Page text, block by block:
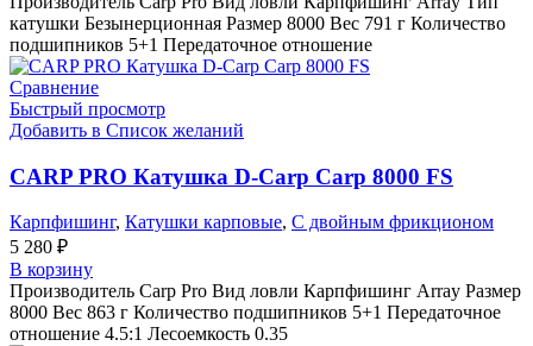
катушки Безынерционная Размер 8000 Вес 791 г Количество
подшипников 5+1 Передаточное отношение
Сравнение
Быстрый просмотр
Добавить в Список желаний
CARP PRO Катушкa D-Carp Carp 8000 FS
Карпфишинг, Катушки карповые, С двойным фрикционом
5 280 ₽
В корзину
Производитель Carp Pro Вид ловли Карпфишинг Array Размер
8000 Вес 863 г Количество подшипников 5+1 Передаточное
отношение 4.5:1 Лесоемкость 0.35